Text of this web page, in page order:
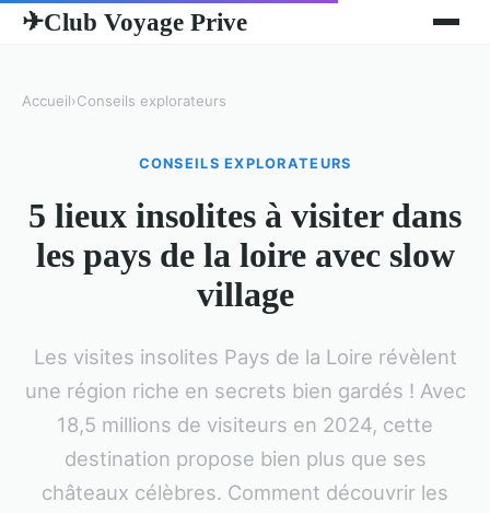
✈Club Voyage Prive
Accueil›Conseils explorateurs
CONSEILS EXPLORATEURS
5 lieux insolites à visiter dans
les pays de la loire avec slow
village
Les visites insolites Pays de la Loire révèlent
une région riche en secrets bien gardés ! Avec
18,5 millions de visiteurs en 2024, cette
destination propose bien plus que ses
châteaux célèbres. Comment découvrir les